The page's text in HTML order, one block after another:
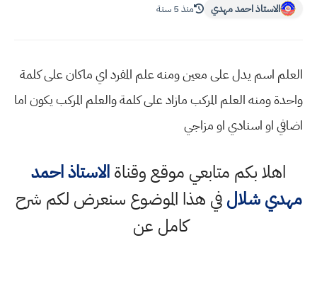
الاستاذ احمد مهدي منذ 5 سنة
العلم اسم يدل على معين ومنه علم المفرد اي ماكان على كلمة
واحدة ومنه العلم المركب مازاد على كلمة والعلم المركب يكون اما
اضافي او اسنادي او مزاجي
اهلا بكم متابعي موقع وقناةالاستاذ احمد
مهدي شلالفي هذا الموضوع سنعرض لكم شرح
كامل عن